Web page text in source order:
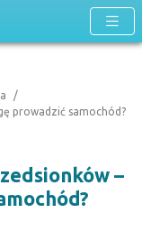
prowadzić samochód?
–